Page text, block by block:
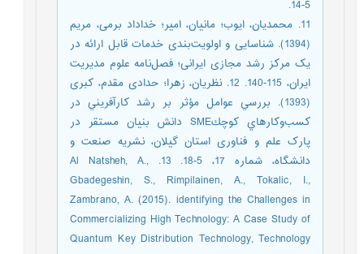
5-14.
11. محمدیان، ایوب؛ مانیان، امیر؛ خداداد برمی، مریم
(1394). شناسایی و اولویت‌بندی خدمات قابل ارائه در
یک مرکز رشد مجازی ایرانی؛ فصل‌نامه علوم مدیریت
ایران، 115-140. 12. نظریان، زهرا؛ حدادی مقدم، کبری
(1393). بررسي عوامل مؤثر بر رشد كارآفريني در
كسب‌وكارهاي كوچكSME دانش بنیان مستقر در
پارک علم و فناوری استان گیلان، نشریه صنعت و
دانشگاه، شماره 17، 5-18. 13. Al Natsheh, A.,
Gbadegeshin, S., Rimpilainen, A., Tokalic, I.,
Zambrano, A. (2015). identifying the Challenges in
Commercializing High Technology: A Case Study of
Quantum Key Distribution Technology, Technology